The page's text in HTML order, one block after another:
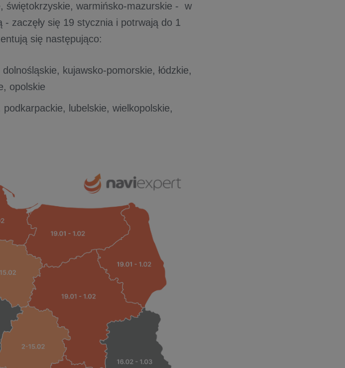
świętokrzyskie, warmińsko-mazurskie - w
zaczęły się 19 stycznia i potrwają do 1
się następująco:
kujawsko-pomorskie, łódzkie,
opolskie
lubelskie, wielkopolskie,